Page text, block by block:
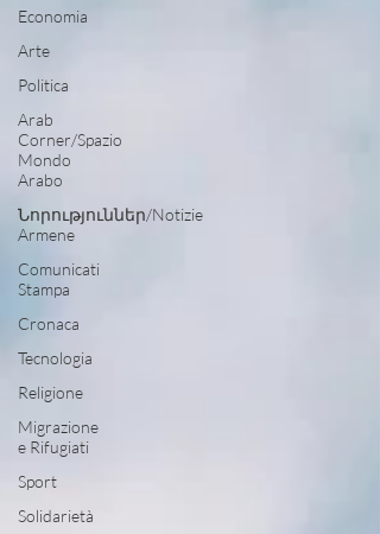
Economia
Arte
Politica
Arab
Corner/Spazio
Mondo
Arabo
Նորություններ/Notizie
Armene
Comunicati
Stampa
Cronaca
Tecnologia
Religione
Migrazione
e Rifugiati
Sport
Solidarietà